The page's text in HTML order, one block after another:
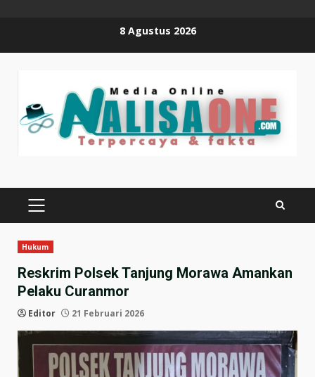
8 Agustus 2026
PRIMARY
Hukum
Reskrim Polsek Tanjung Morawa Amankan
Pelaku Curanmor
Editor 21 Februari 2026